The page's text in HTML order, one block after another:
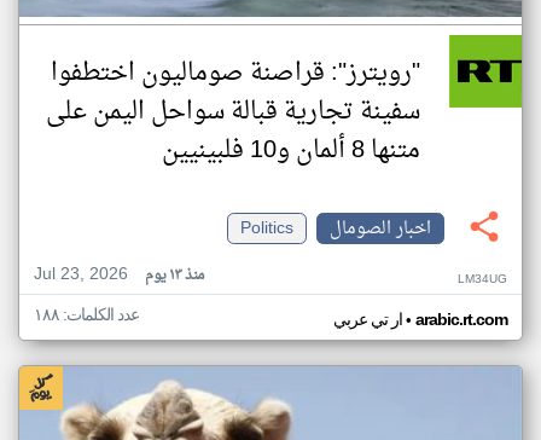
"رويترز": قراصنة صوماليون اختطفوا
سفينة تجارية قبالة سواحل اليمن على
متنها 8 ألمان و10 فلبينيين
اخبار الصومال
Politics
Jul 23, 2026
منذ ١٣ يوم LM34UG
ار تي عربي• arabic.rt.com عدد الكلمات: ١٨٨